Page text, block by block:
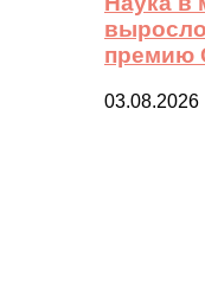
премию
03.08.2026